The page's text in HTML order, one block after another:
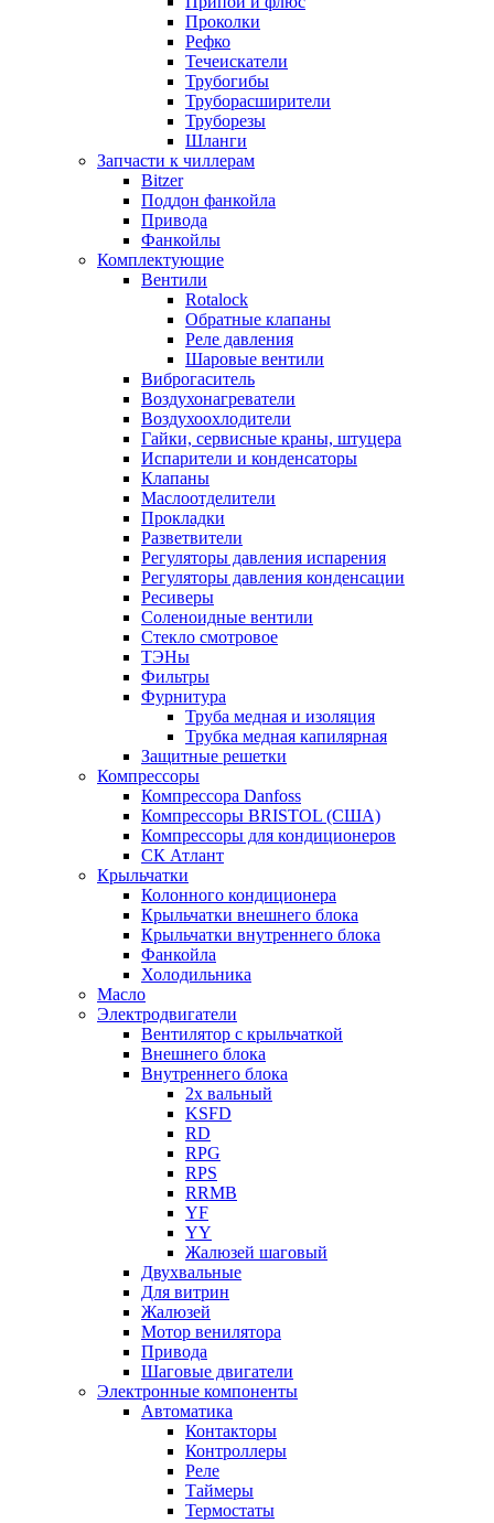
Проколки
Рефко
Течеискатели
Трубогибы
Труборасширители
Труборезы
Шланги
Запчасти к чиллерам
Bitzer
Поддон фанкойла
Привода
Фанкойлы
Комплектующие
Вентили
Rotalock
Обратные клапаны
Реле давления
Шаровые вентили
Виброгаситель
Воздухонагреватели
Воздухоохлодители
Гайки, сервисные краны, штуцера
Испарители и конденсаторы
Клапаны
Маслоотделители
Прокладки
Разветвители
Регуляторы давления испарения
Регуляторы давления конденсации
Ресиверы
Соленоидные вентили
Стекло смотровое
ТЭНы
Фильтры
Фурнитура
Труба медная и изоляция
Трубка медная капилярная
Защитные решетки
Компрессоры
Компрессора Danfoss
Компрессоры BRISTOL (США)
Компрессоры для кондиционеров
СК Атлант
Крыльчатки
Колонного кондиционера
Крыльчатки внешнего блока
Крыльчатки внутреннего блока
Фанкойла
Холодильника
Масло
Электродвигатели
Вентилятор с крыльчаткой
Внешнего блока
Внутреннего блока
2х вальный
KSFD
RD
RPG
RPS
RRMB
YF
YY
Жалюзей шаговый
Двухвальные
Для витрин
Жалюзей
Мотор венилятора
Привода
Шаговые двигатели
Электронные компоненты
Автоматика
Контакторы
Контроллеры
Реле
Таймеры
Термостаты